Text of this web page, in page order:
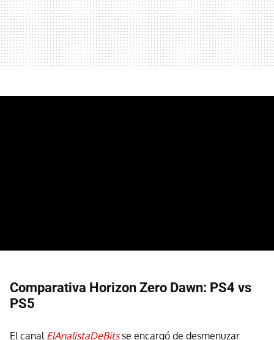
Comparativa Horizon Zero Dawn: PS4 vs
PS5
El canal ElAnalistaDeBitsse encargó de desmenuzar